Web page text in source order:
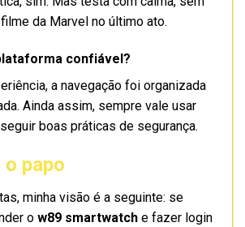
da Marvel no último ato.
confiável?
a navegação foi organizada
Ainda assim, sempre vale usar
boas práticas de segurança.
o papo
minha visão é a seguinte: se
o w89 smartwatch e fazer login